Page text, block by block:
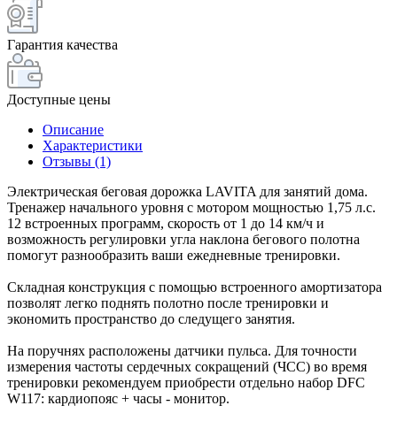
Гарантия качества
Доступные цены
Описание
Характеристики
Отзывы (1)
Электрическая беговая дорожка LAVITA для занятий дома.
Тренажер начального уровня с мотором мощностью 1,75 л.с.
12 встроенных программ, скорость от 1 до 14 км/ч и
возможность регулировки угла наклона бегового полотна
помогут разнообразить ваши ежедневные тренировки.
Складная конструкция с помощью встроенного амортизатора
позволят легко поднять полотно после тренировки и
экономить пространство до следущего занятия.
На поручнях расположены датчики пульса. Для точности
измерения частоты сердечных сокращений (ЧСС) во время
тренировки рекомендуем приобрести отдельно набор DFC
W117: кардиопояс + часы - монитор.